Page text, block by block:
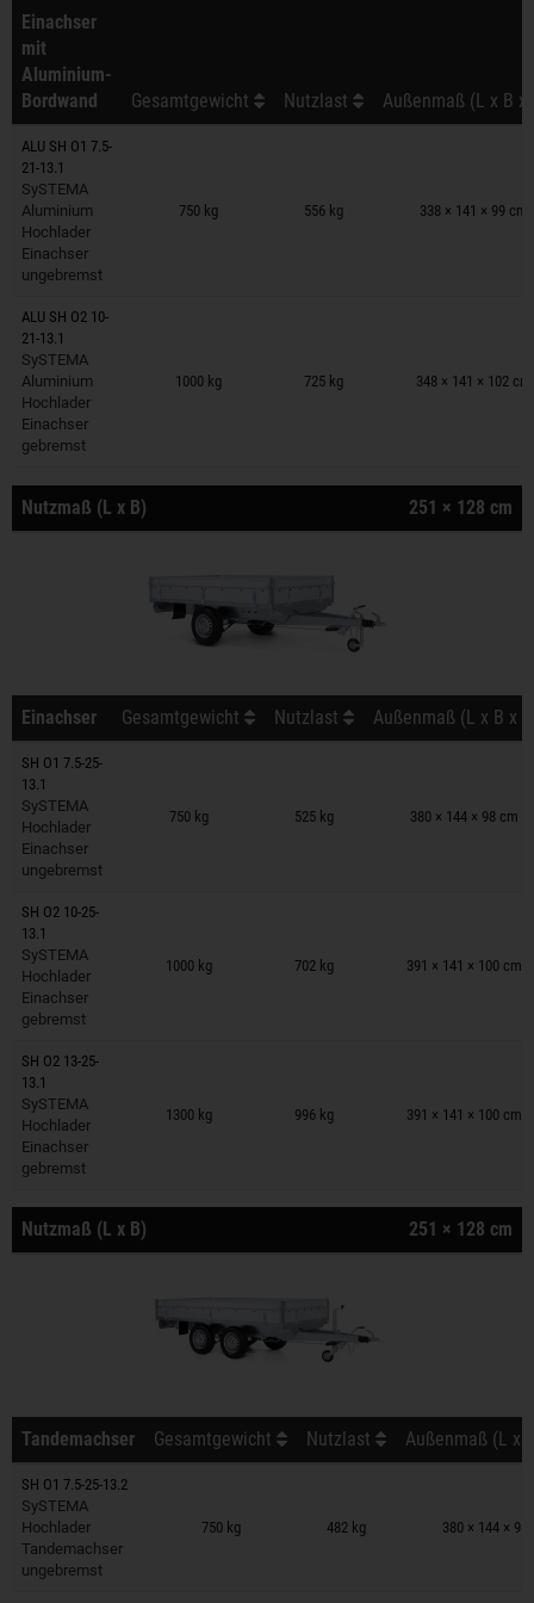
Einachser
mit
Aluminium-
Bordwand
Gesamtgewicht Nutzlast Außenmaß (L x B x
ALU SH O1 7.5-
21-13.1
SySTEMA
Aluminium
Hochlader
Einachser
ungebremst
750 kg 556 kg 338 × 141 × 99 cm
Anhänger auf Merkzettel
ALU SH O2 10-
21-13.1
SySTEMA
Aluminium
Hochlader
Einachser
gebremst
1000 kg 725 kg 348 × 141 × 102 cm
Anhänger auf Merkzettel
Nutzmaß (L x B) 251 × 128 cm
Einachser Gesamtgewicht Nutzlast Außenmaß (L x B x
SH O1 7.5-25-
13.1
SySTEMA
Hochlader
Einachser
ungebremst
750 kg 525 kg 380 × 144 × 98 cm
Anhänger auf Merkzettel
SH O2 10-25-
13.1
SySTEMA
Hochlader
Einachser
gebremst
1000 kg 702 kg 391 × 141 × 100 cm
Anhänger auf Merkzettel
SH O2 13-25-
13.1
SySTEMA
Hochlader
Einachser
gebremst
1300 kg 996 kg 391 × 141 × 100 cm
Anhänger auf Merkzettel
Nutzmaß (L x B) 251 × 128 cm
Tandemachser Gesamtgewicht Nutzlast Außenmaß (L x
SH O1 7.5-25-13.2
SySTEMA
Hochlader
Tandemachser
ungebremst
750 kg 482 kg 380 × 144 × 98
Anhänger auf Merkzettel